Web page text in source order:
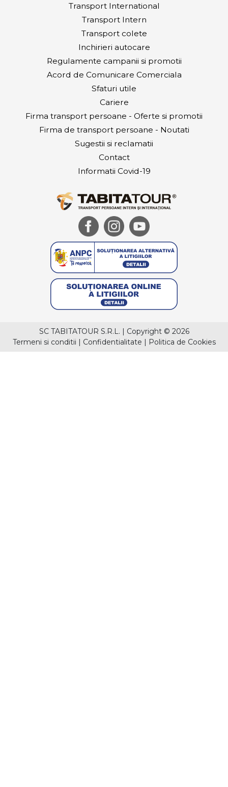
Transport International
Transport Intern
Transport colete
Inchirieri autocare
Regulamente campanii si promotii
Acord de Comunicare Comerciala
Sfaturi utile
Cariere
Firma transport persoane - Oferte si promotii
Firma de transport persoane - Noutati
Sugestii si reclamatii
Contact
Informatii Covid-19
SC TABITATOUR S.R.L. | Copyright © 2026
Termeni si conditii | Confidentialitate | Politica de Cookies